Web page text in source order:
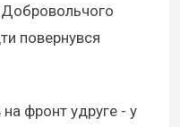
повернувся
фронт удруге - у